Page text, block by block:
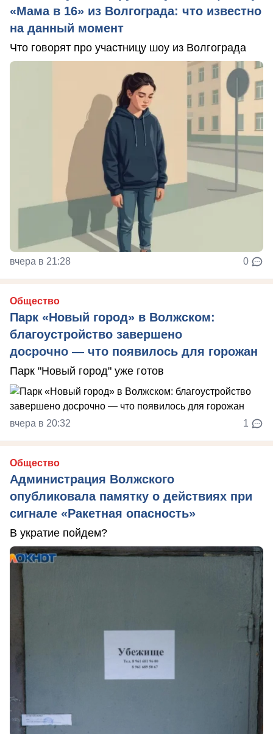
«Мама в 16» из Волгограда: что известно
на данный момент
Что говорят про участницу шоу из Волгограда
вчера в 21:28 0
Общество
Парк «Новый город» в Волжском:
благоустройство завершено
досрочно — что появилось для горожан
Парк "Новый город" уже готов
вчера в 20:32 1
Общество
Администрация Волжского
опубликовала памятку о действиях при
сигнале «Ракетная опасность»
В укратие пойдем?